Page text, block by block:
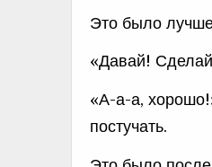
Это было
«Давай!
«А-а-а,
постучать.